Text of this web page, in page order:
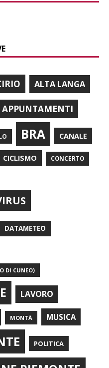
ALTA LANGA
APPUNTAMENTI
BRA CANALE
CICLISMO CONCERTO
DATAMETEO
DI CUNEO)
LAVORO
MONTÀ MUSICA
POLITICA